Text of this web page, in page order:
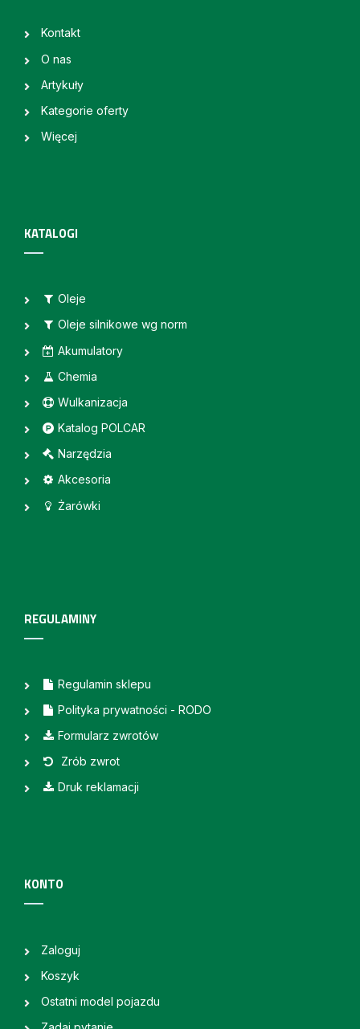
Kontakt
O nas
Artykuły
Kategorie oferty
Więcej
KATALOGI
Oleje
Oleje silnikowe wg norm
Akumulatory
Chemia
Wulkanizacja
Katalog POLCAR
Narzędzia
Akcesoria
Żarówki
REGULAMINY
Regulamin sklepu
Polityka prywatności - RODO
Formularz zwrotów
Zrób zwrot
Druk reklamacji
KONTO
Zaloguj
Koszyk
Ostatni model pojazdu